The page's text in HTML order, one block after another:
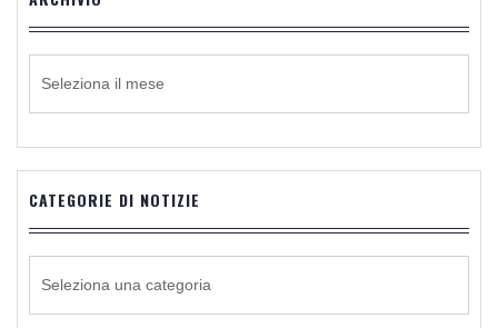
CATEGORIE DI NOTIZIE
NOTIZIE